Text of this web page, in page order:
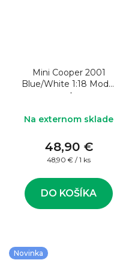
Mini Cooper 2001
Blue/White 1:18 Model
auta
Na externom sklade
48,90 €
Jednotková
48,90 € / 1 ks
DO KOŠÍKA
Novinka